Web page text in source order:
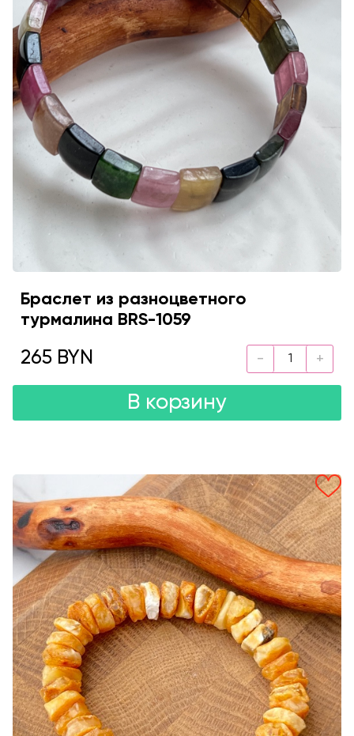
Браслет из разноцветного
турмалина BRS-1059
265 BYN
В корзину